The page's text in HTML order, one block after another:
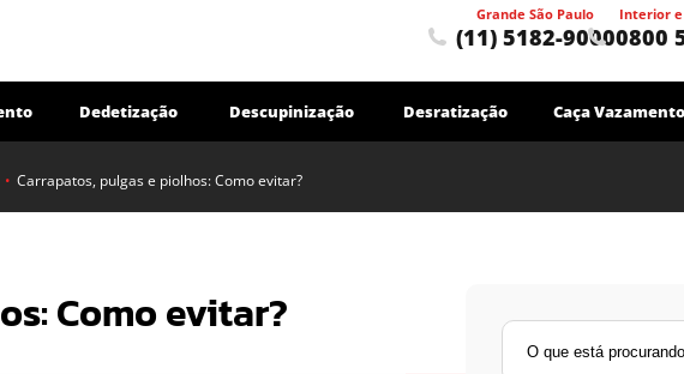
• Carrapatos, pulgas e piolhos: Como evitar?
Como evitar?
Grande São Paulo
(11) 5182-9000
Interior e
0800
Dedetização Descupinização Desratização Caça Vazamento
Caça Vazamentos
Troca e reparo de tubulações em geral
Encanador